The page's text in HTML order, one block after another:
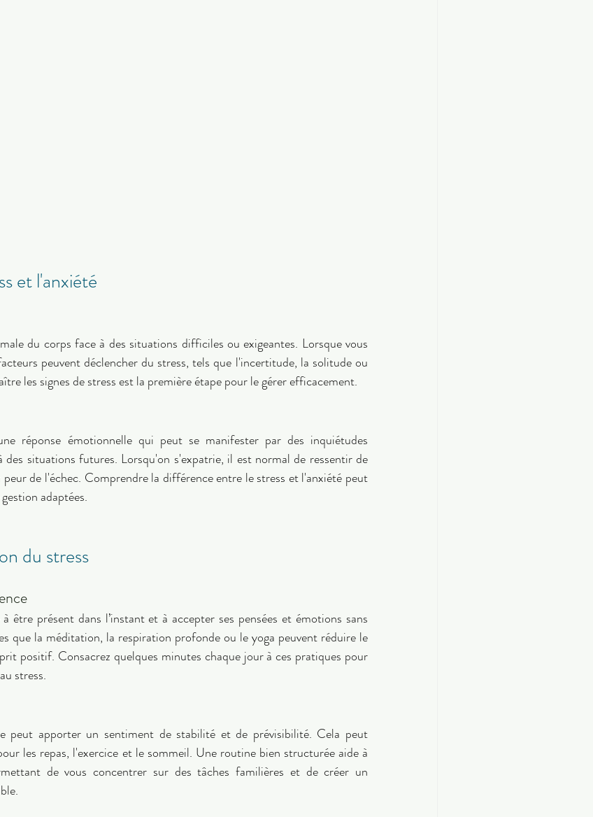
et l'anxiété
du corps face à des situations difficiles ou exigeantes. Lorsque vous
peuvent déclencher du stress, tels que l'incertitude, la solitude ou
les signes de stress est la première étape pour le gérer efficacement.
réponse émotionnelle qui peut se manifester par des inquiétudes
des situations futures. Lorsqu'on s'expatrie, il est normal de ressentir de
de l'échec. Comprendre la différence entre le stress et l'anxiété peut
adaptées.
du stress
être présent dans l’instant et à accepter ses pensées et émotions sans
que la méditation, la respiration profonde ou le yoga peuvent réduire le
positif. Consacrez quelques minutes chaque jour à ces pratiques pour
stress.
peut apporter un sentiment de stabilité et de prévisibilité. Cela peut
les repas, l'exercice et le sommeil. Une routine bien structurée aide à
de vous concentrer sur des tâches familières et de créer un